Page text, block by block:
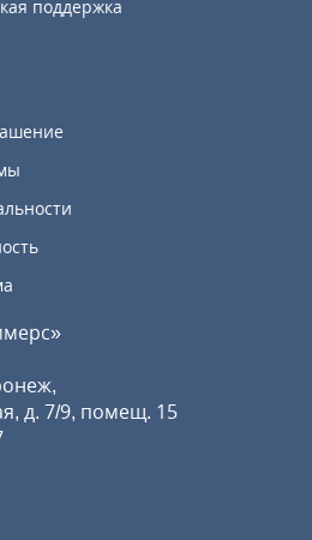
поддержка
д. 7/9, помещ. 15